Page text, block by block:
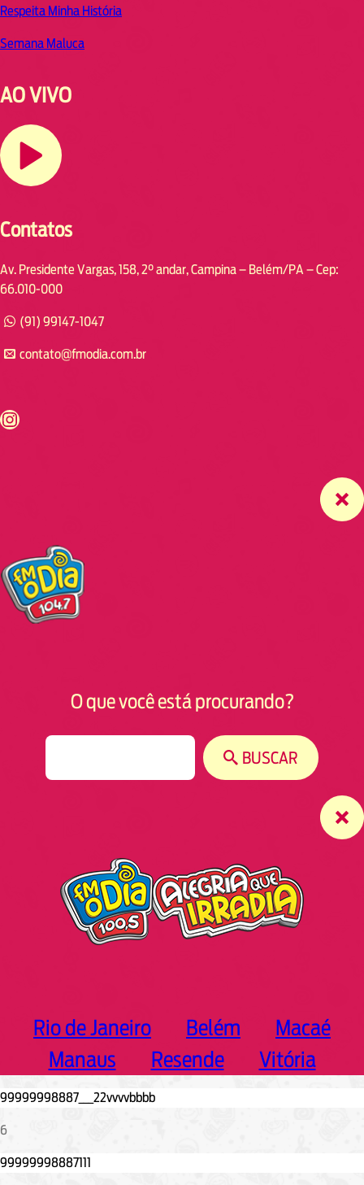
Respeita Minha História
Semana Maluca
AO VIVO
Contatos
Av. Presidente Vargas, 158, 2° andar, Campina – Belém/PA – Cep:
66.010-000
(91) 99147-1047
contato@fmodia.com.br
https://www.instagram.com/fmodia.cabofrio/
O que você está procurando?
BUSCAR
Rio de Janeiro Belém
Macaé
Manaus
Resende Vitória
6